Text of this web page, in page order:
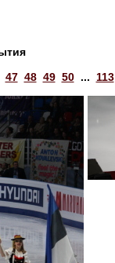
47 48 49 50... 113